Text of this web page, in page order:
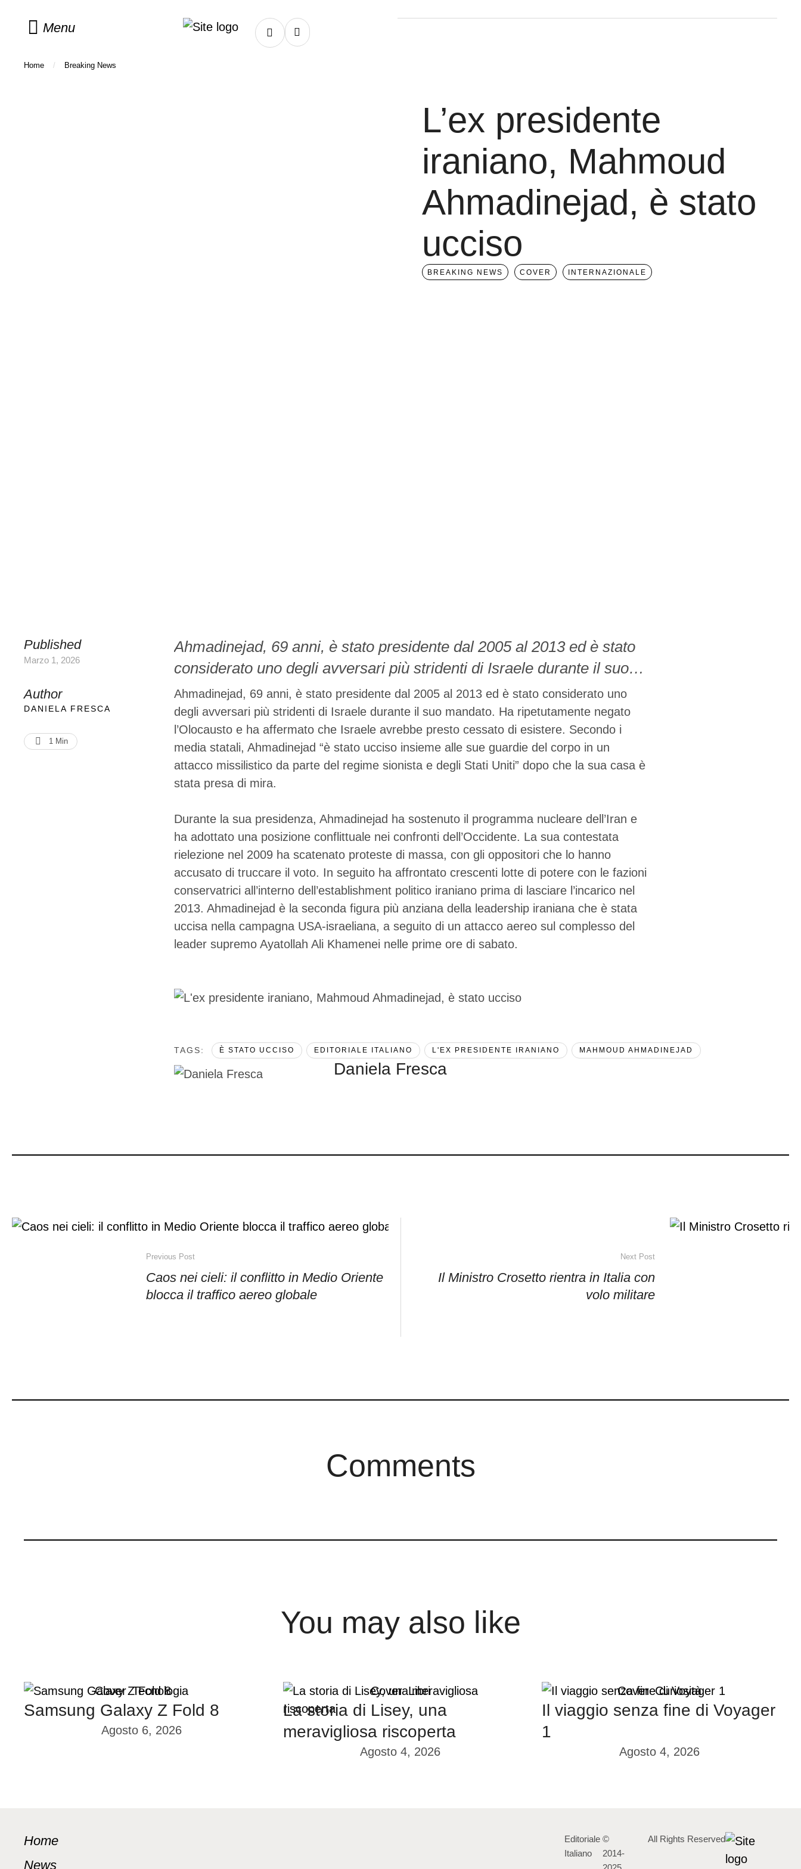
Menu
Home / Breaking News
L’ex presidente
iraniano, Mahmoud
Ahmadinejad, è stato
ucciso
BREAKING NEWS COVER INTERNAZIONALE
Published
Marzo 1, 2026
Author
DANIELA FRESCA
1 Min
Ahmadinejad, 69 anni, è stato presidente dal 2005 al 2013 ed è stato
considerato uno degli avversari più stridenti di Israele durante il suo
mandato. Ha ripetutamente negato l'Olocausto e ha affermato che
Israele avrebbe presto cessato di esistere. Secondo i media statali,
Ahmadinejad "è stato ucciso insieme alle sue guardie del corpo in un
…
Ahmadinejad, 69 anni, è stato presidente dal 2005 al 2013 ed è stato considerato uno
degli avversari più stridenti di Israele durante il suo mandato. Ha ripetutamente negato
l’Olocausto e ha affermato che Israele avrebbe presto cessato di esistere. Secondo i
media statali, Ahmadinejad “è stato ucciso insieme alle sue guardie del corpo in un
attacco missilistico da parte del regime sionista e degli Stati Uniti” dopo che la sua casa è
stata presa di mira.
Durante la sua presidenza, Ahmadinejad ha sostenuto il programma nucleare dell’Iran e
ha adottato una posizione conflittuale nei confronti dell’Occidente. La sua contestata
rielezione nel 2009 ha scatenato proteste di massa, con gli oppositori che lo hanno
accusato di truccare il voto. In seguito ha affrontato crescenti lotte di potere con le fazioni
conservatrici all’interno dell’establishment politico iraniano prima di lasciare l’incarico nel
2013. Ahmadinejad è la seconda figura più anziana della leadership iraniana che è stata
uccisa nella campagna USA-israeliana, a seguito di un attacco aereo sul complesso del
leader supremo Ayatollah Ali Khamenei nelle prime ore di sabato.
TAGS: È STATO UCCISO EDITORIALE ITALIANO L'EX PRESIDENTE IRANIANO MAHMOUD AHMADINEJAD
Daniela Fresca
Previous Post
Caos nei cieli: il conflitto in Medio Oriente
blocca il traffico aereo globale
Next Post
Il Ministro Crosetto rientra in Italia con
volo militare
Comments
You may also like
Cover Tecnologia
Samsung Galaxy Z Fold 8
Agosto 6, 2026
Cover Libri
La storia di Lisey, una
meravigliosa riscoperta
Agosto 4, 2026
Cover Curiosità
Il viaggio senza fine di Voyager
1
Agosto 4, 2026
Home
News
Editoriale
Italiano
©
2014-
All Rights Reserved